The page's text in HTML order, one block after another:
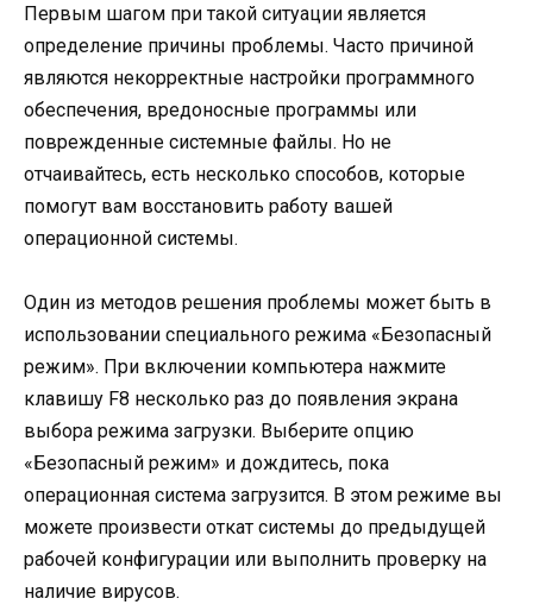
Первым шагом при такой ситуации является
определение причины проблемы. Часто причиной
являются некорректные настройки программного
обеспечения, вредоносные программы или
поврежденные системные файлы. Но не
отчаивайтесь, есть несколько способов, которые
помогут вам восстановить работу вашей
операционной системы.
Один из методов решения проблемы может быть в
использовании специального режима «Безопасный
режим». При включении компьютера нажмите
клавишу F8 несколько раз до появления экрана
выбора режима загрузки. Выберите опцию
«Безопасный режим» и дождитесь, пока
операционная система загрузится. В этом режиме вы
можете произвести откат системы до предыдущей
рабочей конфигурации или выполнить проверку на
наличие вирусов.